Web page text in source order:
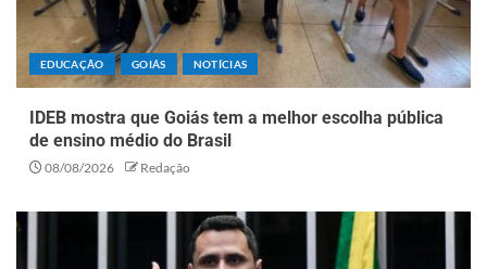
EDUCAÇÃO GOIÁS NOTÍCIAS
IDEB mostra que Goiás tem a melhor escolha pública
de ensino médio do Brasil
08/08/2026 Redação